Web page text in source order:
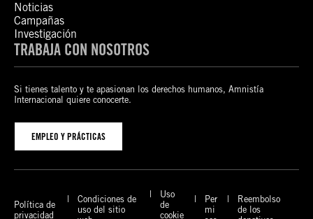
Noticias
Campañas
Investigación
TRABAJA CON NOSOTROS
Si tienes talento y te apasionan los derechos humanos, Amnistía
Internacional quiere conocerte.
EMPLEO Y PRÁCTICAS
Política de
privacidad
Condiciones de
uso del sitio
Uso
de
cookie
Per
mi
Reembolso
de los